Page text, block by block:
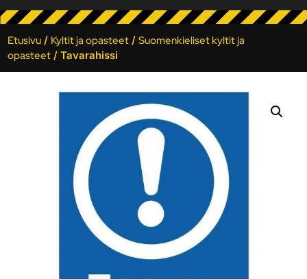
Etusivu / Kyltit ja opasteet /Suomenkieliset kyltit ja
opasteet / Tavarahissi